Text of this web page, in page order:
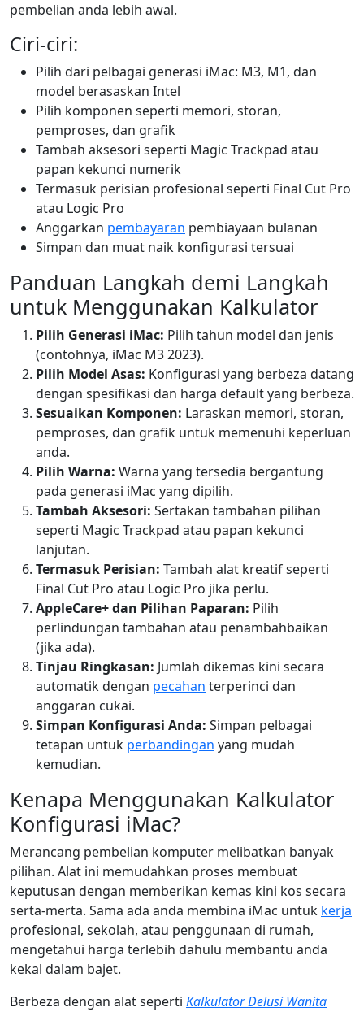
pembelian anda lebih awal.
Ciri-ciri:
Pilih dari pelbagai generasi iMac: M3, M1, dan
model berasaskan Intel
Pilih komponen seperti memori, storan,
pemproses, dan grafik
Tambah aksesori seperti Magic Trackpad atau
papan kekunci numerik
Termasuk perisian profesional seperti Final Cut Pro
atau Logic Pro
Anggarkan pembayaran pembiayaan bulanan
Simpan dan muat naik konfigurasi tersuai
Panduan Langkah demi Langkah
untuk Menggunakan Kalkulator
Pilih Generasi iMac: Pilih tahun model dan jenis
(contohnya, iMac M3 2023).
Pilih Model Asas: Konfigurasi yang berbeza datang
dengan spesifikasi dan harga default yang berbeza.
Sesuaikan Komponen: Laraskan memori, storan,
pemproses, dan grafik untuk memenuhi keperluan
anda.
Pilih Warna: Warna yang tersedia bergantung
pada generasi iMac yang dipilih.
Tambah Aksesori: Sertakan tambahan pilihan
seperti Magic Trackpad atau papan kekunci
lanjutan.
Termasuk Perisian: Tambah alat kreatif seperti
Final Cut Pro atau Logic Pro jika perlu.
AppleCare+ dan Pilihan Paparan: Pilih
perlindungan tambahan atau penambahbaikan
(jika ada).
Tinjau Ringkasan: Jumlah dikemas kini secara
automatik dengan pecahan terperinci dan
anggaran cukai.
Simpan Konfigurasi Anda: Simpan pelbagai
tetapan untuk perbandingan yang mudah
kemudian.
Kenapa Menggunakan Kalkulator
Konfigurasi iMac?
Merancang pembelian komputer melibatkan banyak
pilihan. Alat ini memudahkan proses membuat
keputusan dengan memberikan kemas kini kos secara
serta-merta. Sama ada anda membina iMac untuk kerja
profesional, sekolah, atau penggunaan di rumah,
mengetahui harga terlebih dahulu membantu anda
kekal dalam bajet.
Berbeza dengan alat seperti Kalkulator Delusi Wanita